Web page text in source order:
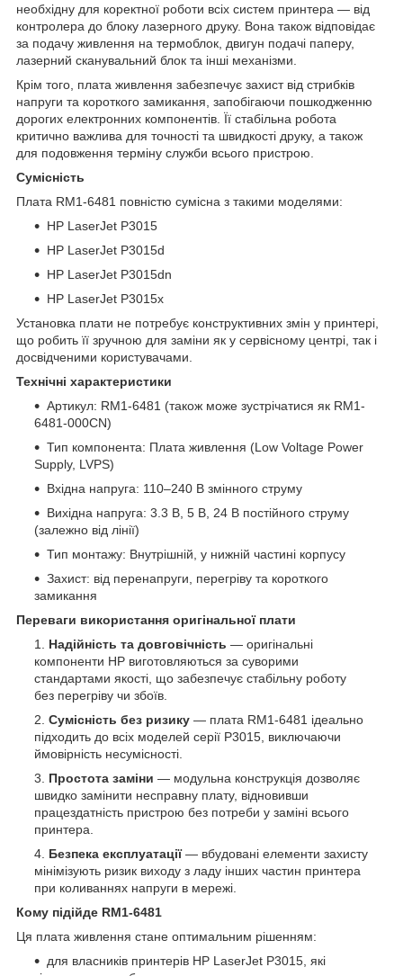
необхідну для коректної роботи всіх систем принтера — від
контролера до блоку лазерного друку. Вона також відповідає
за подачу живлення на термоблок, двигун подачі паперу,
лазерний сканувальний блок та інші механізми.
Крім того, плата живлення забезпечує захист від стрибків
напруги та короткого замикання, запобігаючи пошкодженню
дорогих електронних компонентів. Її стабільна робота
критично важлива для точності та швидкості друку, а також
для подовження терміну служби всього пристрою.
Сумісність
Плата RM1-6481 повністю сумісна з такими моделями:
HP LaserJet P3015
HP LaserJet P3015d
HP LaserJet P3015dn
HP LaserJet P3015x
Установка плати не потребує конструктивних змін у принтері,
що робить її зручною для заміни як у сервісному центрі, так і
досвідченими користувачами.
Технічні характеристики
Артикул: RM1-6481 (також може зустрічатися як RM1-
6481-000CN)
Тип компонента: Плата живлення (Low Voltage Power
Supply, LVPS)
Вхідна напруга: 110–240 В змінного струму
Вихідна напруга: 3.3 В, 5 В, 24 В постійного струму
(залежно від лінії)
Тип монтажу: Внутрішній, у нижній частині корпусу
Захист: від перенапруги, перегріву та короткого
замикання
Переваги використання оригінальної плати
Надійність та довговічність — оригінальні
компоненти HP виготовляються за суворими
стандартами якості, що забезпечує стабільну роботу
без перегріву чи збоїв.
Сумісність без ризику — плата RM1-6481 ідеально
підходить до всіх моделей серії P3015, виключаючи
ймовірність несумісності.
Простота заміни — модульна конструкція дозволяє
швидко замінити несправну плату, відновивши
працездатність пристрою без потреби у заміні всього
принтера.
Безпека експлуатації— вбудовані елементи захисту
мінімізують ризик виходу з ладу інших частин принтера
при коливаннях напруги в мережі.
Кому підійде RM1-6481
Ця плата живлення стане оптимальним рішенням:
для власників принтерів HP LaserJet P3015, які